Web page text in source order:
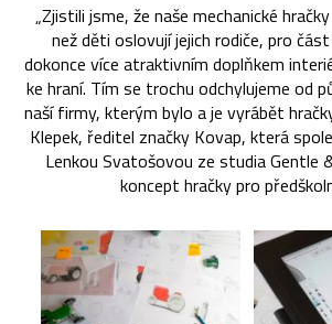
„Zjistili jsme, že naše mechanické
než děti oslovují jejich rodiče, pro
dokonce více atraktivním doplňkem
ke hraní. Tím se trochu odchylujeme od
naší firmy, kterým bylo a je vyrábět
Klepek, ředitel značky Kovap, která
Lenkou Svatošovou ze studia Gentle
koncept hračky pro